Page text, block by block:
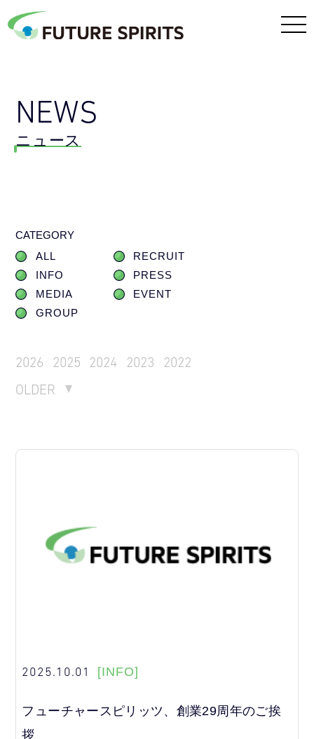
NEWS
ニュース
CATEGORY
ALL
RECRUIT
INFO
PRESS
MEDIA
EVENT
GROUP
2026 2025 2024 2023
2022
OLDER
2025.10.01 [INFO]
フューチャースピリッツ、創業29周年のご挨
拶